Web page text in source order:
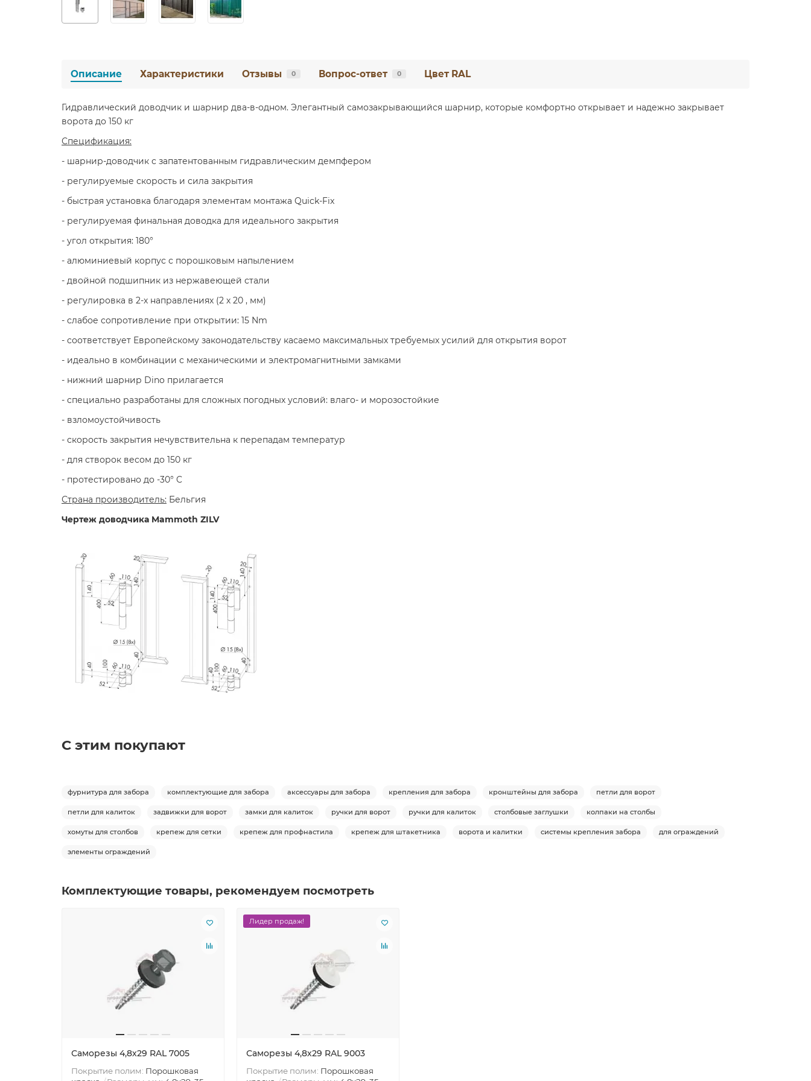
Описание Характеристики Отзывы 0 Вопрос-ответ 0 Цвет RAL
Гидравлический доводчик и шарнир два-в-одном. Элегантный самозакрывающийся шарнир, которые комфортно открывает и надежно закрывает
ворота до 150 кг
Спецификация:
- шарнир-доводчик с запатентованным гидравлическим демпфером
- регулируемые скорость и сила закрытия
- быстрая установка благодаря элементам монтажа Quick-Fix
- регулируемая финальная доводка для идеального закрытия
- угол открытия: 180°
- алюминиевый корпус с порошковым напылением
- двойной подшипник из нержавеющей стали
- регулировка в 2-х направлениях (2 х 20 , мм)
- слабое сопротивление при открытии: 15 Nm
- соответствует Европейскому законодательству касаемо максимальных требуемых усилий для открытия ворот
- идеально в комбинации с механическими и электромагнитными замками
- нижний шарнир Dino прилагается
- специально разработаны для сложных погодных условий: влаго- и морозостойкие
- взломоустойчивость
- скорость закрытия нечувствительна к перепадам температур
- для створок весом до 150 кг
- протестировано до -30° C
Страна производитель: Бельгия
Чертеж доводчика Mammoth ZILV
C этим покупают
фурнитура для забора комплектующие для забора аксессуары для забора крепления для забора кронштейны для забора петли для ворот
петли для калиток задвижки для ворот замки для калиток ручки для ворот ручки для калиток столбовые заглушки колпаки на столбы
хомуты для столбов крепеж для сетки крепеж для профнастила крепеж для штакетника ворота и калитки системы крепления забора для ограждений
элементы ограждений
Комплектующие товары, рекомендуем посмотреть
Саморезы 4,8х29 RAL 7005
Покрытие полим: Порошковая
Лидер продаж!
Саморезы 4,8х29 RAL 9003
Покрытие полим: Порошковая